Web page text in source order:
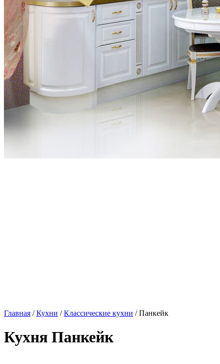
Главная /Кухни /Классические кухни / Панкейк
Кухня Панкейк